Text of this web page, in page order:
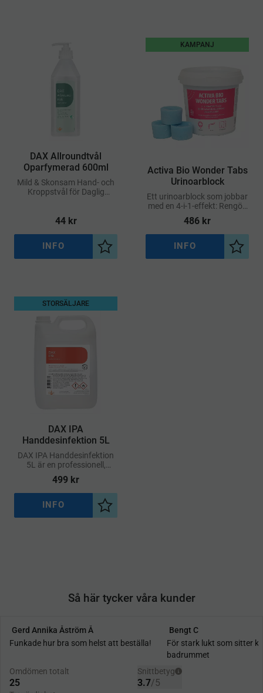
​DAX Allroundtvål
Oparfymerad 600ml
Mild & Skonsam Hand- och
Kroppstvål för Daglig
44kr
Lägg till i önskelista
INFO
​Activa Bio Wonder Tabs
Urinoarblock
Ett urinoarblock som jobbar
med en 4-i-1-effekt: Rengör,
avkalkar, deodoriserar och
underhåller
avloppssystemet i ett enda
steg
486 kr
KAMPANJ
Lägg
INFO
DAX IPA
Handdesinfektion 5L
DAX IPA Handdesinfektion
5L är en professionell,
parfymfri handdesinfektion
baserad på 70 vol%
isopropanol
499 kr
STORSÄLJARE
Lägg till i önskelista
INFO
Så här tycker våra kunder